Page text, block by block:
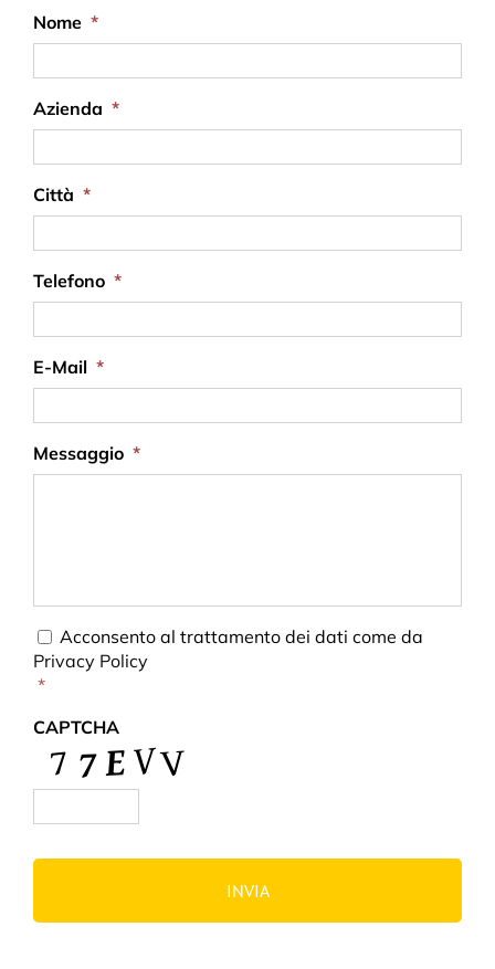
Nome *
Azienda *
Città *
Telefono *
E-Mail *
Messaggio *
Consent *
Acconsento al trattamento dei dati come da
Privacy Policy
*
CAPTCHA